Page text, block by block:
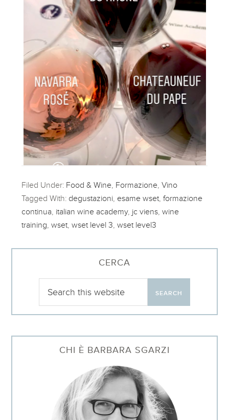
Filed Under: Food & Wine Formazione ,Vino
Tagged With: degustazioni esame wset ,formazione
continua italian wine academy, jc viens ,wine
training ,wset ,wset level 3 ,wset level3
CERCA
CHI È BARBARA SGARZI